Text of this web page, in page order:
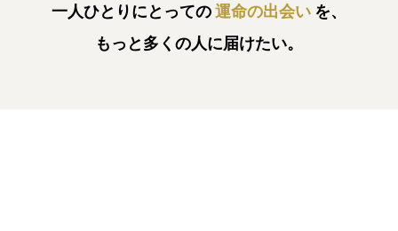
一人ひとりにとっての運命の出会い を、
もっと多くの人に届けたい。